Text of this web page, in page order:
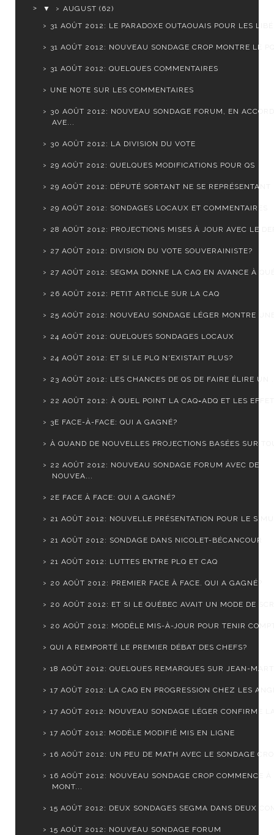
▼ AUGUST (62)
31 AOÛT 2012: LE PARADOXE OUTAOUAIS POUR LES
31 AOÛT 2012: NOUVEAU SONDAGE CROP MONTRE LE
31 AOÛT 2012: QUELQUES COMMENTAIRES
UNE NOTE SUR LES COMMENTAIRES
30 AOÛT 2012: NOUVEAU SONDAGE FORUM, EN ACCORD
AVE...
30 AOÛT 2012: LA DIVISION DU VOTE
29 AOÛT 2012: QUELQUES MODIFICATIONS POUR QS
29 AOÛT 2012: DÉPUTÉ SORTANT NE SE REPRÉSENTANT
29 AOÛT 2012: SONDAGES LOCAUX ET COMMENTAIRES
28 AOÛT 2012: PROJECTIONS MISES À JOUR AVEC LE
27 AOÛT 2012: DIVISION DU VOTE SOUVERAINISTE?
27 AOÛT 2012: SEGMA DONNE LA CAQ EN AVANCE À
26 AOÛT 2012: PETIT ARTICLE SUR LA CAQ
25 AOÛT 2012: NOUVEAU SONDAGE LÉGER MONTRE
24 AOÛT 2012: QUELQUES SONDAGES LOCAUX
24 AOÛT 2012: ET SI LE PLQ N'EXISTAIT PLUS?
23 AOÛT 2012: LES CHANCES DE QS DE FAIRE ÉLIRE UN
22 AOÛT 2012: À QUEL POINT LA CAQ=ADQ ET LES
3E FACE-À-FACE: QUI A GAGNÉ?
À QUAND DE NOUVELLES PROJECTIONS BASÉES SUR
22 AOÛT 2012: NOUVEAU SONDAGE FORUM AVEC DE
NOUVEA...
2E FACE À FACE: QUI A GAGNÉ?
21 AOÛT 2012: NOUVELLE PRÉSENTATION POUR LE
21 AOÛT 2012: SONDAGE DANS NICOLET-BÉCANCOUR
21 AOÛT 2012: LUTTES ENTRE PLQ ET CAQ
20 AOÛT 2012: PREMIER FACE À FACE. QUI A GAGNÉ?
20 AOÛT 2012: ET SI LE QUÉBEC AVAIT UN MODE DE
20 AOÛT 2012: MODÈLE MIS-À-JOUR POUR TENIR
QUI A REMPORTÉ LE PREMIER DÉBAT DES CHEFS?
18 AOÛT 2012: QUELQUES REMARQUES SUR JEAN-
17 AOÛT 2012: LA CAQ EN PROGRESSION CHEZ LES
17 AOÛT 2012: NOUVEAU SONDAGE LÉGER CONFIRME
17 AOÛT 2012: MODÈLE MODIFIÉ MIS EN LIGNE
16 AOÛT 2012: UN PEU DE MATH AVEC LE SONDAGE
16 AOÛT 2012: NOUVEAU SONDAGE CROP COMMENCE À
MONT...
15 AOÛT 2012: DEUX SONDAGES SEGMA DANS DEUX
15 AOÛT 2012: NOUVEAU SONDAGE FORUM